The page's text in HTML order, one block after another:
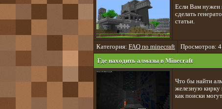
Если Вам нужен
сделать
статьи.
Категория: FAQ по minecraft
Просмотров:
Где находить алмазы в Minecraft
Что бы найти
железную кирку
как поиски